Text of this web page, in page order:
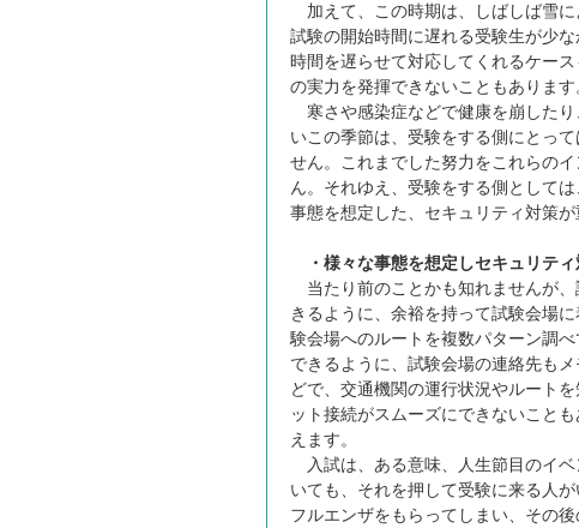
加えて、この時期は、しばしば雪に
試験の開始時間に遅れる受験生が少
時間を遅らせて対応してくれるケー
の実力を発揮できないこともあります
寒さや感染症などで健康を崩した
いこの季節は、受験をする側にとっ
せん。これまでした努力をこれらの
ん。それゆえ、受験をする側として
事態を想定した、セキュリティ対策が
・様々な事態を想定しセキュリテ
当たり前のことかも知れませんが
きるように、余裕を持って試験会場
験会場へのルートを複数パターン調
できるように、試験会場の連絡先も
どで、交通機関の運行状況やルート
ット接続がスムーズにできないこと
えます。
入試は、ある意味、人生節目のイ
いても、それを押して受験に来る人
フルエンザをもらってしまい、その